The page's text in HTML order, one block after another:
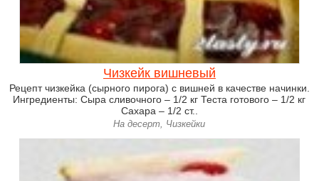
Чизкейк вишневый
Рецепт чизкейка (сырного пирога) с вишней в качестве начинки.
Ингредиенты: Сыра сливочного – 1/2 кг Теста готового – 1/2 кг
Сахара – 1/2 ст..
На десерт, Чизкейки